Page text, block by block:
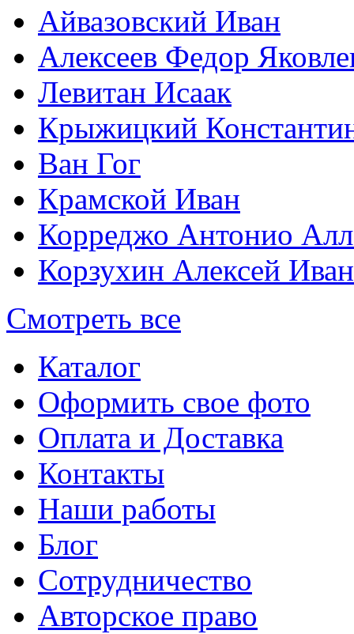
Айвазовский Иван
Алексеев Федор
Левитан Исаак
Крыжицкий
Ван Гог
Крамской Иван
Корреджо Антонио
Корзухин Алексей
Смотреть все
Каталог
Оформить свое фото
Оплата и Доставка
Контакты
Наши работы
Блог
Сотрудничество
Авторское право